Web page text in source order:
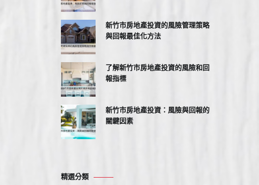
新竹市房地產投資的風險管理策略
與回報最佳化方法
了解新竹市房地產投資的風險和回
報指標
新竹市房地產投資：風險與回報的
關鍵因素
精選分類